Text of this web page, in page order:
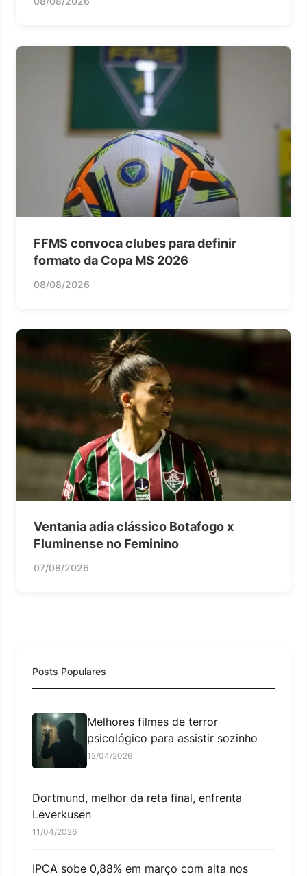
FFMS convoca clubes para definir
formato da Copa MS 2026
08/08/2026
Ventania adia clássico Botafogo x
Fluminense no Feminino
07/08/2026
Posts Populares
Melhores filmes de terror
psicológico para assistir sozinho
12/04/2026
Dortmund, melhor da reta final, enfrenta
Leverkusen
11/04/2026
IPCA sobe 0,88% em março com alta nos